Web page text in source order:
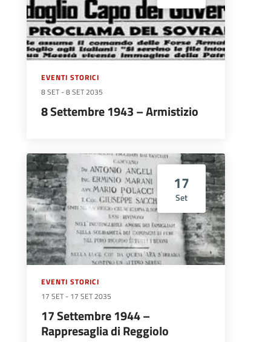
EVENTI STORICI
8 SET -8 SET 2035
8 Settembre 1943 – Armistizio
17
Set
EVENTI STORICI
17 SET - 17 SET 2035
17 Settembre 1944 –
Rappresaglia di Reggiolo